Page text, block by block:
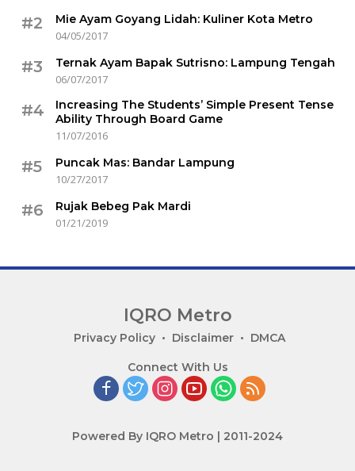
#2
Mie Ayam Goyang Lidah: Kuliner Kota Metro
04/05/2017
#3
Ternak Ayam Bapak Sutrisno: Lampung Tengah
06/07/2017
#4
Increasing The Students’ Simple Present Tense
Ability Through Board Game
11/07/2016
#5
Puncak Mas: Bandar Lampung
10/27/2017
#6
Rujak Bebeg Pak Mardi
01/21/2019
IQRO Metro
Privacy Policy Disclaimer DMCA
Connect With Us
Powered By IQRO Metro | 2011-2024